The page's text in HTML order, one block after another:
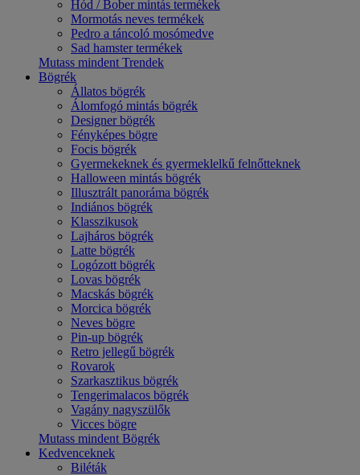
Hód / Bober mintás termékek
Mormotás neves termékek
Pedro a táncoló mosómedve
Sad hamster termékek
Mutass mindent Trendek
Bögrék
Állatos bögrék
Álomfogó mintás bögrék
Designer bögrék
Fényképes bögre
Focis bögrék
Gyermekeknek és gyermeklelkű felnőtteknek
Halloween mintás bögrék
Illusztrált panoráma bögrék
Indiános bögrék
Klasszikusok
Lajháros bögrék
Latte bögrék
Logózott bögrék
Lovas bögrék
Macskás bögrék
Morcica bögrék
Neves bögre
Pin-up bögrék
Retro jellegű bögrék
Rovarok
Szarkasztikus bögrék
Tengerimalacos bögrék
Vagány nagyszülők
Vicces bögre
Mutass mindent Bögrék
Kedvenceknek
Biléták